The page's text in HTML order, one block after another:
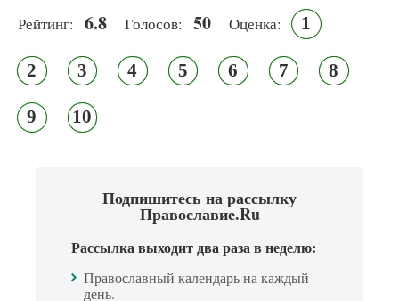
Рейтинг: 6.8 Голосов: 50 Оценка: 1
2 3 4 5 6 7 8
9 10
Подпишитесь на рассылку
Православие.Ru
Рассылка выходит два раза в неделю:
Православный календарь на каждый
день.